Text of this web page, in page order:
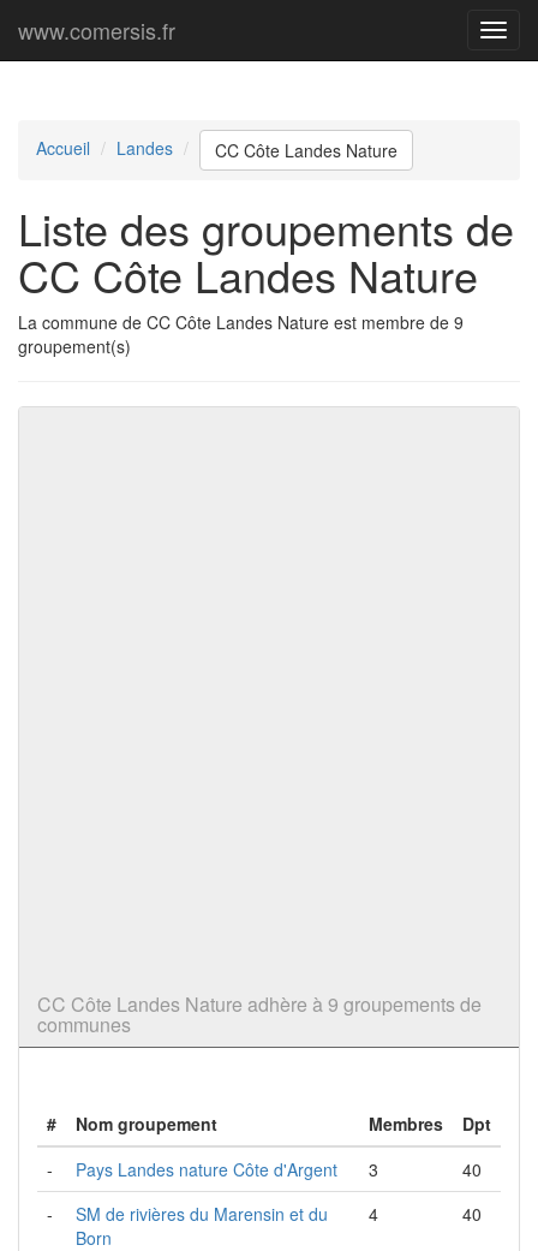
Menu
www.comersis.fr
Accueil Landes CC Côte Landes Nature
Liste des groupements de
CC Côte Landes Nature
La commune de CC Côte Landes Nature est membre de 9
groupement(s)
CC Côte Landes Nature adhère à 9 groupements de
communes
# Nom groupement Membres
Dpt
-
Pays Landes nature Côte d'Argent 3
40
-
SM de rivières du Marensin et du
Born
4 40